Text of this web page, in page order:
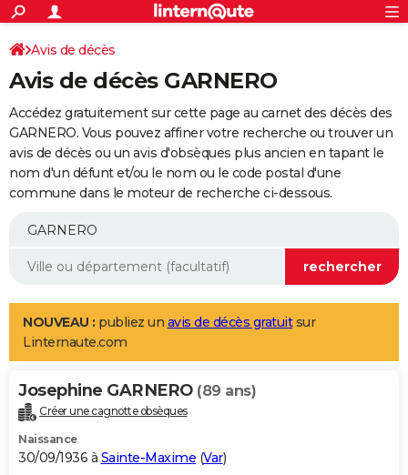
ACTUALITÉS
Politique
Société
Faits Divers
Education
Monde
Villes
+
SPORT
Coupe du monde 2026
Football
Tennis
Cyclisme
Rugby
Forum
Programme TV
TNT
Streaming
Cinéma
Sorties cinéma
Musique
+
FINANCE
Retraite
Epargne
Immobilier
Risques naturels par ville
Banque
Assurance
AUTO
Essais
Réserver un essai
Citadines
Berlines
SUV
Forum auto
+
Mobiles
Meilleur smartphone
Internet
Ordinateurs
Jeux vidéo
Guide high-tech
Aménagement intérieur
LIFESTYLE
Art de vivre
Bien-être
Loisirs
Mode
Modes de vie
Alimentation
Guide de la santé
Maladies
Médicaments
Sommeil
VOYAGE
Destinations
City break
Voyage nature
Voyage de noces
Forum
Climat
+PHOTO
GUIDES D'ACHAT
Avis de décès
Avis de décès GARNERO
Accédez gratuitement sur cette page au carnet des décès des
GARNERO. Vous pouvez affiner votre recherche ou trouver un
avis de décès ou un avis d'obsèques plus ancien en tapant le
nom d'un défunt et/ou le nom ou le code postal d'une
commune dans le moteur de recherche ci-dessous.
NOUVEAU : publiez un avis de décès gratuitsur
Linternaute.com
Josephine GARNERO (89 ans)
Créer une cagnotte obsèques
Naissance
30/09/1936 à Sainte-Maxime (Var)